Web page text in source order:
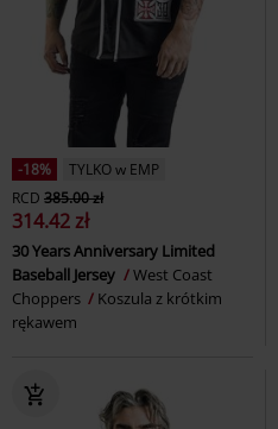
-18%
TYLKO w EMP
RCD 385.00 zł
314.42 zł
30 Years Anniversary Limited
Baseball Jersey
West Coast
Choppers
Koszula z krótkim
rękawem